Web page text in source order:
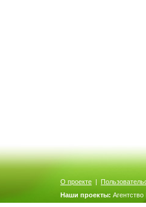
О проекте |
Наши проекты: